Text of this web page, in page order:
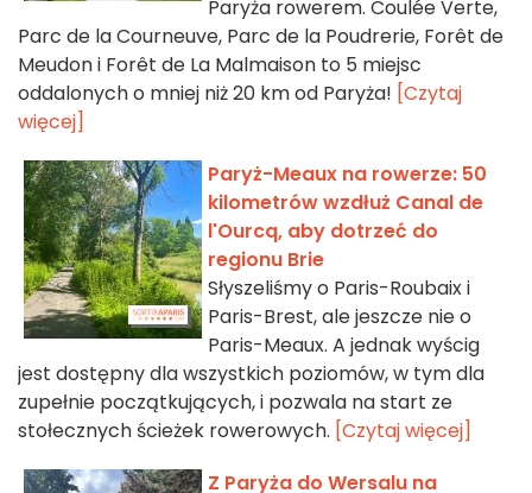
Paryża rowerem. Coulée Verte,
Parc de la Courneuve, Parc de la Poudrerie, Forêt de
Meudon i Forêt de La Malmaison to 5 miejsc
oddalonych o mniej niż 20 km od Paryża! [Czytaj
więcej]
Paryż-Meaux na rowerze: 50
kilometrów wzdłuż Canal de
l'Ourcq, aby dotrzeć do
regionu Brie
Słyszeliśmy o Paris-Roubaix i
Paris-Brest, ale jeszcze nie o
Paris-Meaux. A jednak wyścig
jest dostępny dla wszystkich poziomów, w tym dla
zupełnie początkujących, i pozwala na start ze
stołecznych ścieżek rowerowych. [Czytaj więcej]
Z Paryża do Wersalu na